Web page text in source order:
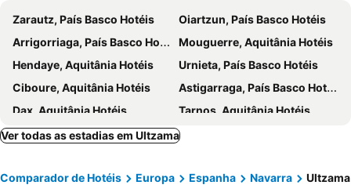
Rochapea
Museo de Roncesvalles
Egia
Tres Reyes
Ayuntamiento
Fête du Thon
Ciudadela y Vuelta del Castillo
Akartegi
Zarautz, País Basco Hotéis
Oiartzun, País Basco Hotéis
Arrigorriaga, País Basco Hotéis
Mouguerre, Aquitânia Hotéis
Hendaye, Aquitânia Hotéis
Urnieta, País Basco Hotéis
Ciboure, Aquitânia Hotéis
Astigarraga, País Basco Hotéis
Dax, Aquitânia Hotéis
Tarnos, Aquitânia Hotéis
Oñati, País Basco Hotéis
Lasarte, País Basco Hotéis
Hondarribia, País Basco Hotéis
Noain, Navarra Hotéis
Ver todas as estadias em Ultzama
Comparador de Hotéis Europa Espanha Navarra Ultzama